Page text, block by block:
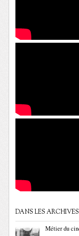
DANS LES ARCHIVES
Métier du